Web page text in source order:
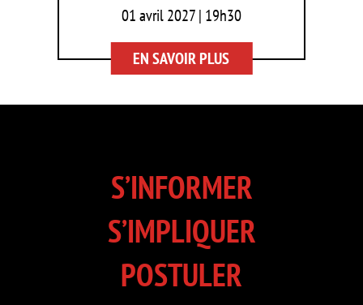
01 avril 2027 | 19h30
EN SAVOIR PLUS
S’INFORMER
S’IMPLIQUER
POSTULER